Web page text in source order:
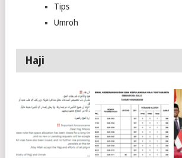
Tips
Umroh
Haji